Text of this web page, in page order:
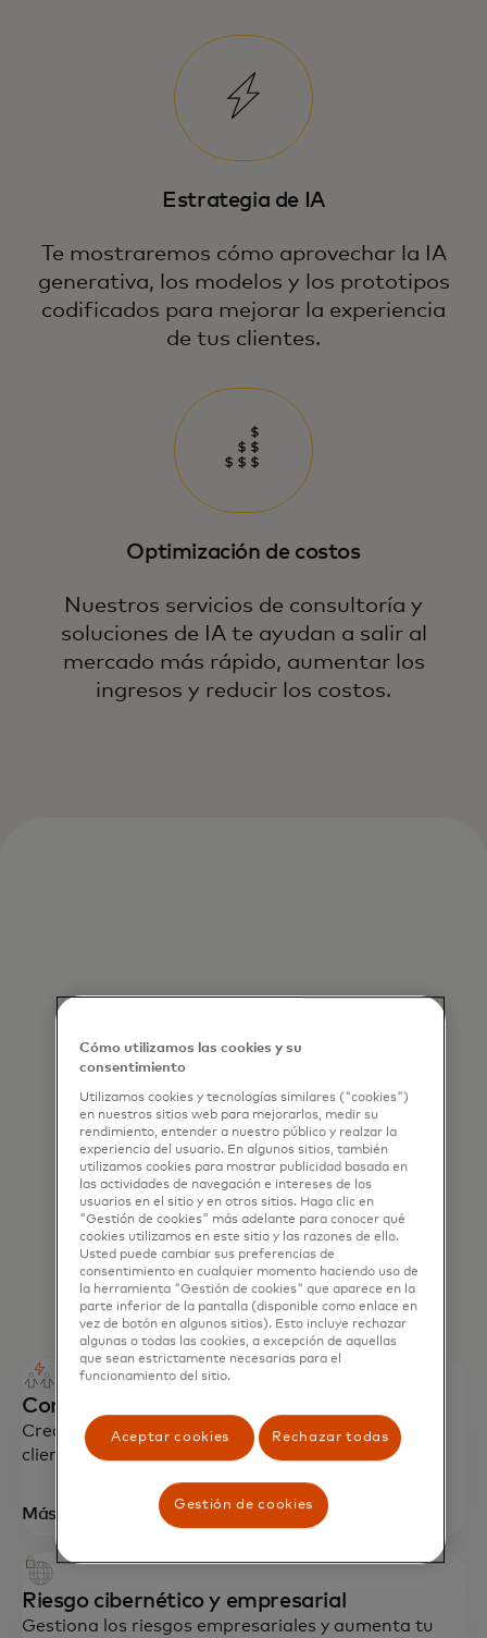
Estrategia de IA
Te mostraremos cómo aprovechar la IA
generativa, los modelos y los prototipos
codificados para mejorar la experiencia
de tus clientes.
Optimización de costos
Nuestros servicios de consultoría y
soluciones de IA te ayudan a salir al
mercado más rápido, aumentar los
ingresos y reducir los costos.
Compromiso y lealtad del consumidor
Crea y mantén relaciones auténticas con tus
clientes.
Más información
Riesgo cibernético y empresarial
Gestiona los riesgos empresariales y aumenta tu
Cómo utilizamos las cookies y su
consentimiento
Utilizamos cookies y tecnologías similares ("cookies")
en nuestros sitios web para mejorarlos, medir su
rendimiento, entender a nuestro público y realzar la
experiencia del usuario. En algunos sitios, también
utilizamos cookies para mostrar publicidad basada en
las actividades de navegación e intereses de los
usuarios en el sitio y en otros sitios. Haga clic en
"Gestión de cookies" más adelante para conocer qué
cookies utilizamos en este sitio y las razones de ello.
Usted puede cambiar sus preferencias de
consentimiento en cualquier momento haciendo uso de
la herramienta "Gestión de cookies" que aparece en la
parte inferior de la pantalla (disponible como enlace en
vez de botón en algunos sitios). Esto incluye rechazar
algunas o todas las cookies, a excepción de aquellas
que sean estrictamente necesarias para el
funcionamiento del sitio.
Aceptar cookies Rechazar todas
Gestión de cookies